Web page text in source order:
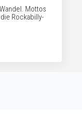
Mottos
Rockabilly-